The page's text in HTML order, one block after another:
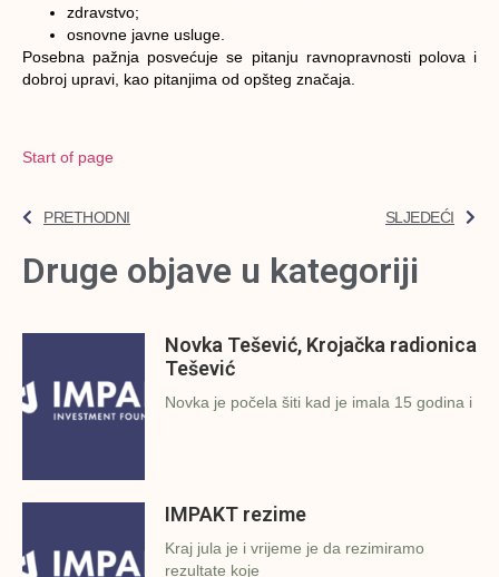
zdravstvo;
osnovne javne usluge.
Posebna pažnja posvećuje se pitanju ravnopravnosti polova i
dobroj upravi, kao pitanjima od opšteg značaja.
Start of page
PRETHODNI SLJEDEĆI
Druge objave u kategoriji
Novka Tešević, Krojačka radionica
Tešević
Novka je počela šiti kad je imala 15 godina i
IMPAKT rezime
Kraj jula je i vrijeme je da rezimiramo
rezultate koje